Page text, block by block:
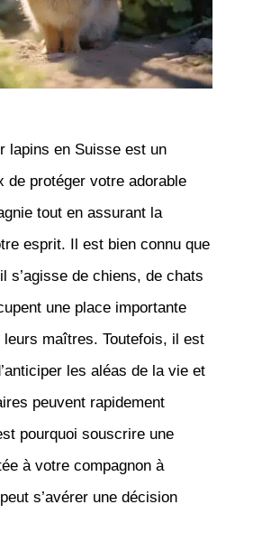
lapins en Suisse est un
de protéger votre adorable
tout en assurant la
esprit. Il est bien connu que
s’agisse de chiens, de chats
une place importante
maîtres. Toutefois, il est
les aléas de la vie et
peuvent rapidement
pourquoi souscrire une
à votre compagnon à
s’avérer une décision